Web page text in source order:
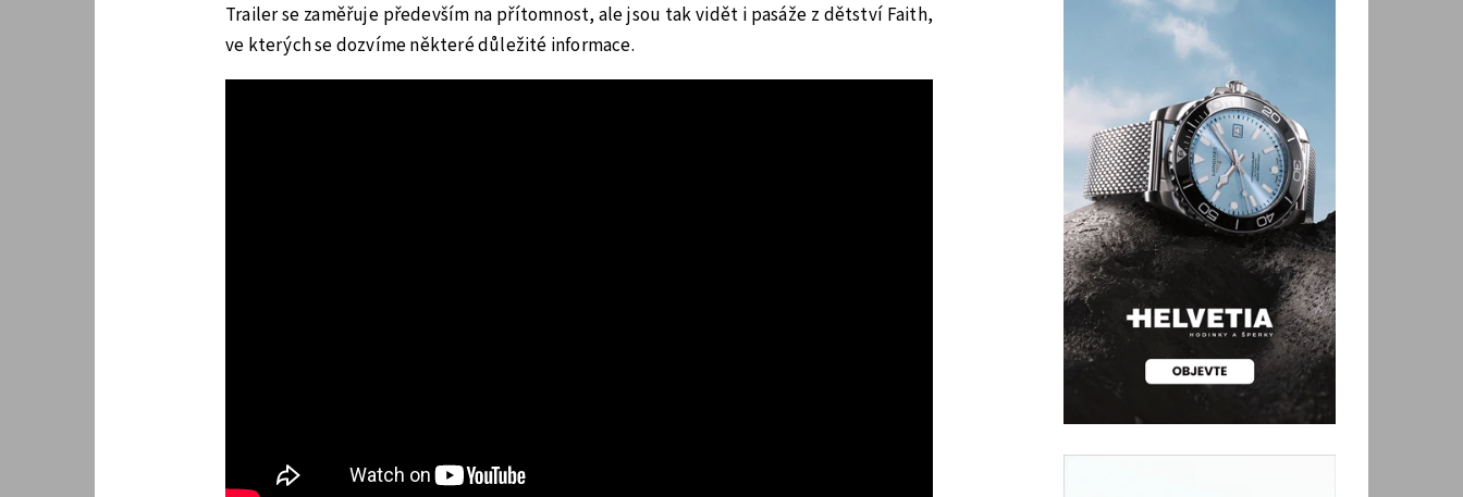
Trailer se zaměřuje především na přítomnost, ale jsou tak vidět i pasáže z dětství Faith,
ve kterých se dozvíme některé důležité informace.